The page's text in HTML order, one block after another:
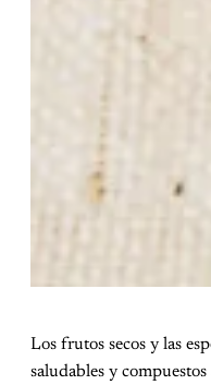
Los frutos secos y las
saludables y